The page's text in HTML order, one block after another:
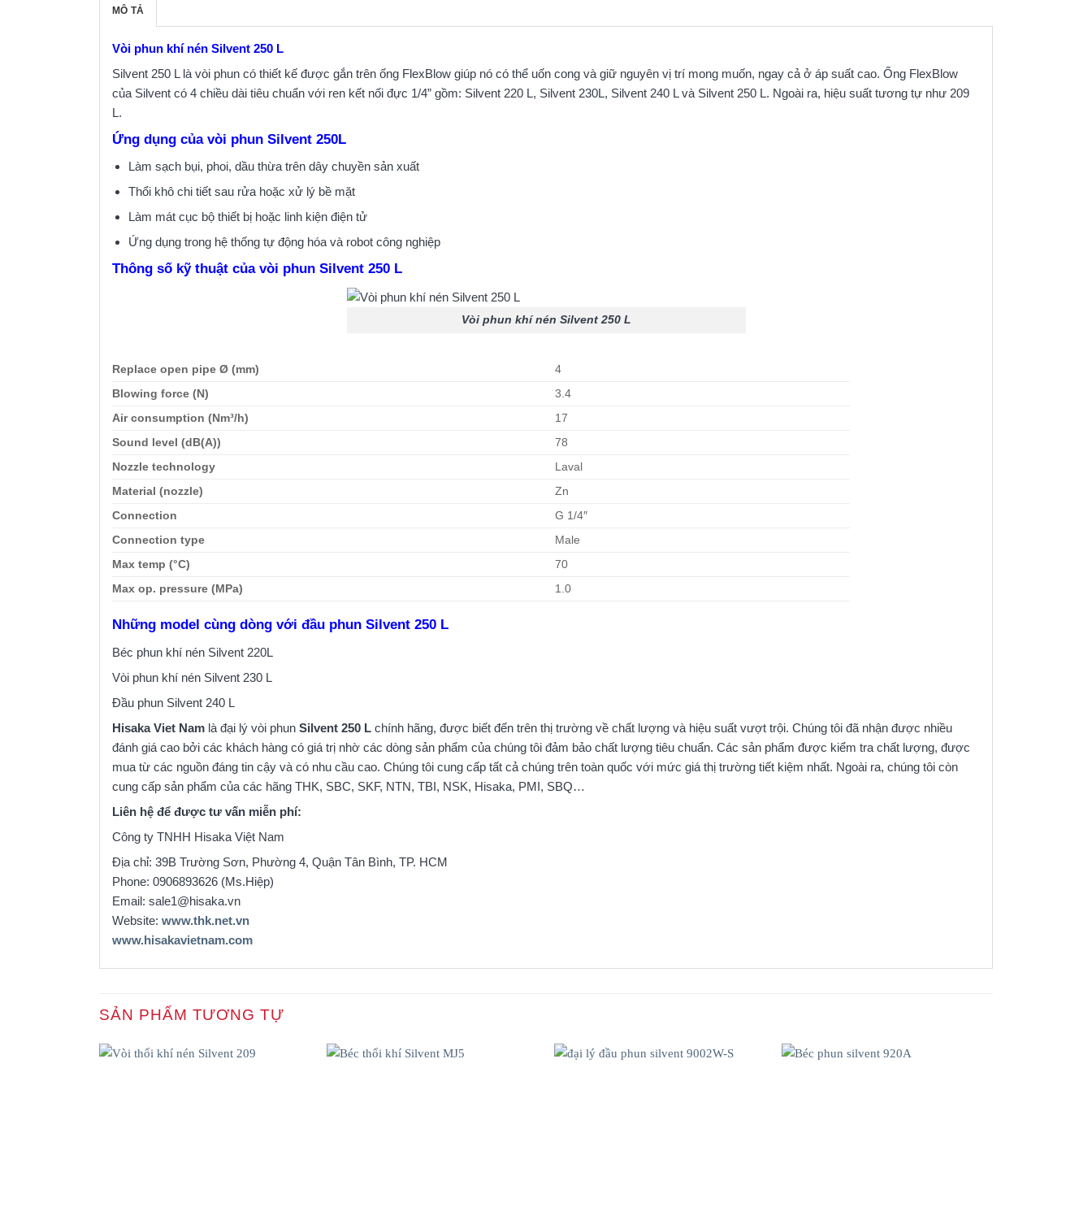
MÔ TẢ
Vòi phun khí nén Silvent 250 L
Silvent 250 L là vòi phun có thiết kế được gắn trên ống FlexBlow giúp nó có thể uốn cong và giữ nguyên vị trí mong muốn, ngay cả ở áp suất cao. Ống FlexBlow
của Silvent có 4 chiều dài tiêu chuẩn với ren kết nối đực 1/4” gồm: Silvent 220 L, Silvent 230L, Silvent 240 L và Silvent 250 L. Ngoài ra, hiệu suất tương tự như 209
L.
Ứng dụng của vòi phun Silvent 250L
Làm sạch bụi, phoi, dầu thừa trên dây chuyền sản xuất
Thổi khô chi tiết sau rửa hoặc xử lý bề mặt
Làm mát cục bộ thiết bị hoặc linh kiện điện tử
Ứng dụng trong hệ thống tự động hóa và robot công nghiệp
Thông số kỹ thuật của vòi phun Silvent 250 L
Vòi phun khí nén Silvent 250 L
Replace open pipe Ø (mm)
4
Blowing force (N)
3.4
Air consumption (Nm³/h)
17
Sound level (dB(A))
78
Nozzle technology
Laval
Material (nozzle)
Zn
Connection
G 1/4″
Connection type
Male
Max temp (°C)
70
Max op. pressure (MPa)
1.0
Những model cùng dòng với đầu phun Silvent 250 L
Béc phun khí nén Silvent 220L
Vòi phun khí nén Silvent 230 L
Đầu phun Silvent 240 L
Hisaka Viet Nam là đại lý vòi phun Silvent 250 L chính hãng, được biết đến trên thị trường về chất lượng và hiệu suất vượt trội. Chúng tôi đã nhận được nhiều
đánh giá cao bởi các khách hàng có giá trị nhờ các dòng sản phẩm của chúng tôi đảm bảo chất lượng tiêu chuẩn. Các sản phẩm được kiểm tra chất lượng, được
mua từ các nguồn đáng tin cậy và có nhu cầu cao. Chúng tôi cung cấp tất cả chúng trên toàn quốc với mức giá thị trường tiết kiệm nhất. Ngoài ra, chúng tôi còn
cung cấp sản phẩm của các hãng THK, SBC, SKF, NTN, TBI, NSK, Hisaka, PMI, SBQ…
Liên hệ để được tư vấn miễn phí:
Công ty TNHH Hisaka Việt Nam
Địa chỉ: 39B Trường Sơn, Phường 4, Quận Tân Bình, TP. HCM
Phone: 0906893626 (Ms.Hiệp)
Email: sale1@hisaka.vn
Website: www.thk.net.vn
www.hisakavietnam.com
SẢN PHẨM TƯƠNG TỰ